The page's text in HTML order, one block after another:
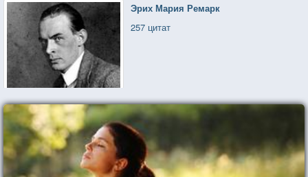
Эрих Мария Ремарк
257 цитат